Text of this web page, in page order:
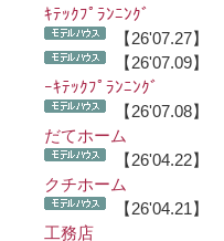
ｷﾃｯｸﾌﾟﾗﾝﾆﾝｸﾞ
【26'07.27】
【26'07.09】
ｰｷﾃｯｸﾌﾟﾗﾝﾆﾝｸﾞ
【26'07.08】
だてホーム
【26'04.22】
クチホーム
【26'04.21】
工務店